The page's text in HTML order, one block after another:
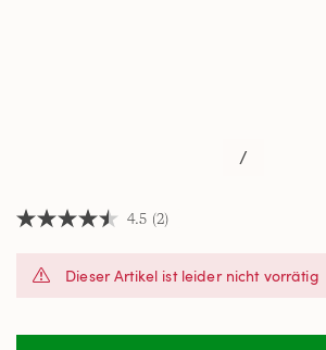
/
4.5
Sternen,
Bewertung.
4.5 (2)
Dieser Artikel ist leider nicht vorrätig